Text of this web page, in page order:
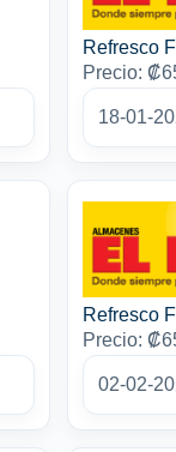
Refresco
Precio:
18-01-
Refresco
Precio:
02-02-